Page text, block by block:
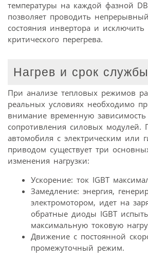
температуры на каждой фазной
позволяет проводить
состояния инвертора и
критического перегрева.
Нагрев и срок службы
При анализе тепловых режимов
реальных условиях необходимо
внимание временную зависимость
сопротивления силовых
автомобиля с электрическим или
приводом существует три
изменения нагрузки:
Ускорение: ток IGBT
Замедление: энергия,
электромотором, идет на
обратные диоды IGBT
максимальную токовую
Движение с постоянной
промежуточный режим.